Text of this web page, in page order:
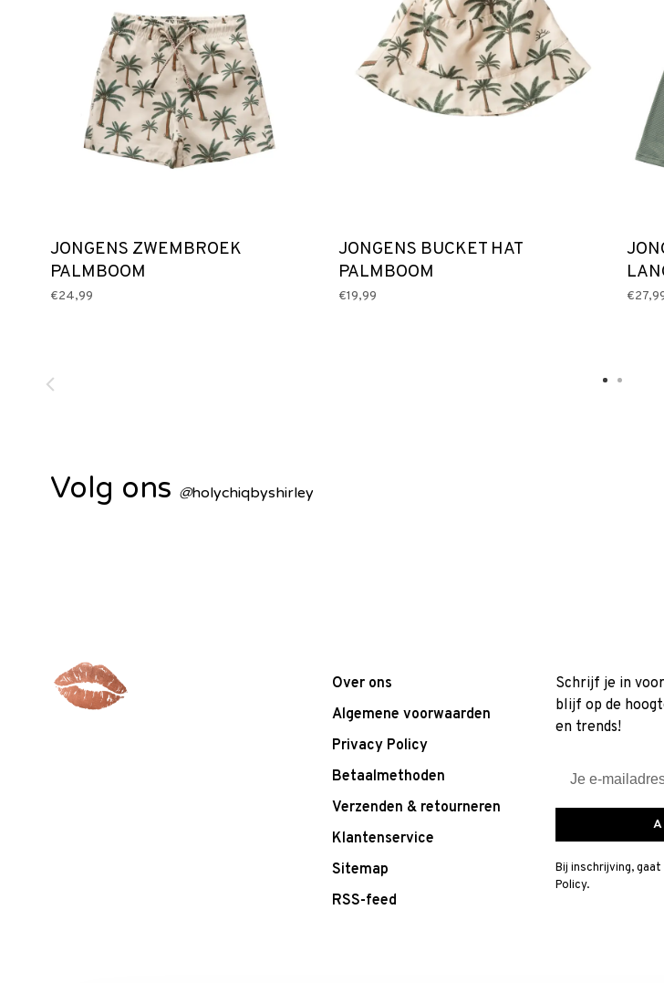
JONGENS ZWEMBROEK
PALMBOOM
€24,99
JONGENS BUCKET HAT
PALMBOOM
€19,99
Volg ons @holychiqbyshirley
Over ons
Algemene voorwaarden
Privacy Policy
Betaalmethoden
Verzenden & retourneren
Klantenservice
Sitemap
RSS-feed
Schrijf je in
blijf op de
en trends!
Bij inschrijving,
Policy.